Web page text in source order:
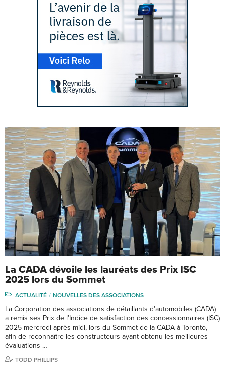
La CADA dévoile les lauréats des Prix ISC
2025 lors du Sommet
ACTUALITÉ NOUVELLES DES ASSOCIATIONS
La Corporation des associations de détaillants d’automobiles (CADA)
a remis ses Prix de l’Indice de satisfaction des concessionnaires (ISC)
2025 mercredi après-midi, lors du Sommet de la CADA à Toronto,
afin de reconnaître les constructeurs ayant obtenu les meilleures
évaluations …
TODD PHILLIPS